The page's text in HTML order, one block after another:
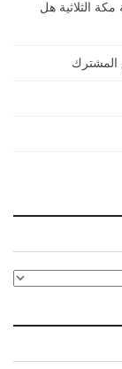
الثلاثية هل
المشترك